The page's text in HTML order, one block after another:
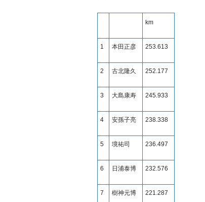
km
1 本田正彦 253.613
2 古北隆久 252.177
3 大島康寿 245.933
4 安孫子亮 238.338
5 境祐司 236.497
6 日浦泰博 232.576
7 樹神元博 221.287